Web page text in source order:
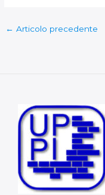
← Articolo precedente